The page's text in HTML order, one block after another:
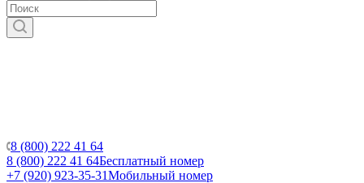
8 (800) 222 41 64
8 (800) 222 41 64Бесплатный номер
+7 (920) 923-35-31Мобильный номер